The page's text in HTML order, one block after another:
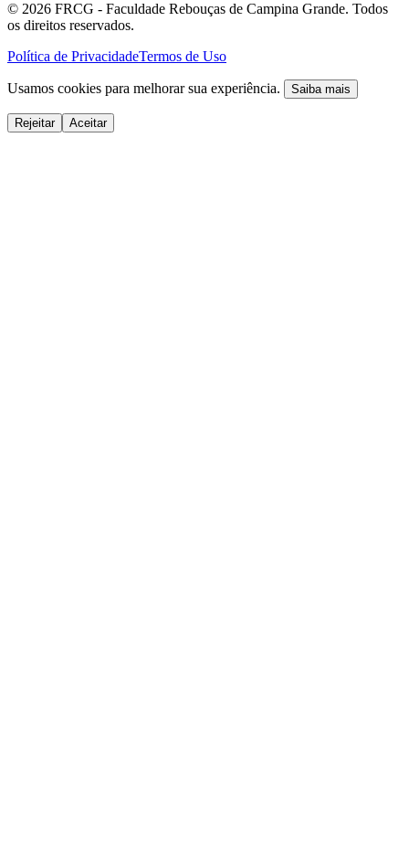
© 2026 FRCG - Faculdade Rebouças de Campina Grande. Todos
os direitos reservados.
Política de PrivacidadeTermos de Uso
Usamos cookies para melhorar sua experiência. Saiba mais
Rejeitar Aceitar